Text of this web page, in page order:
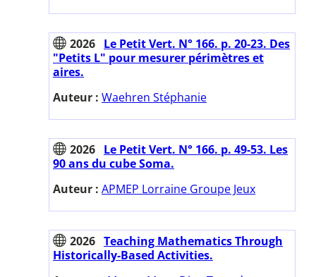
2026 Le Petit Vert. N° 166. p. 20-23. Des
"Petits L" pour mesurer périmètres et
aires.
Auteur : Waehren Stéphanie
2026 Le Petit Vert. N° 166. p. 49-53. Les
90 ans du cube Soma.
Auteur : APMEP Lorraine Groupe Jeux
2026 Teaching Mathematics Through
Historically-Based Activities.